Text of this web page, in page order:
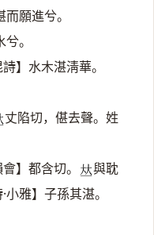
願進兮。
。
】水木湛淸華。
丈陷切，偡去聲。姓
】都含切。 𠀤與耽
雅】子孫其湛。